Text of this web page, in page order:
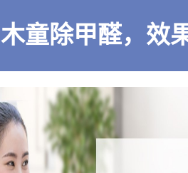
木童除甲醛，效